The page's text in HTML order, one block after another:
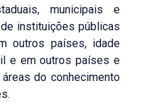
municipais e
instituições públicas
outros países, idade
e em outros países e
do conhecimento